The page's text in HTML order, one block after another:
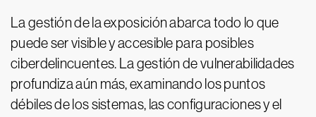
La gestión de la exposición abarca todo lo que
puede ser visible y accesible para posibles
ciberdelincuentes. La gestión de vulnerabilidades
profundiza aún más, examinando los puntos
débiles de los sistemas, las configuraciones y el